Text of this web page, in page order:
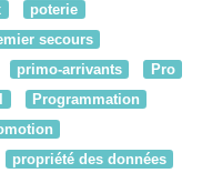
poterie
secours
primo-arrivants
Pro
Programmation
propriété des données